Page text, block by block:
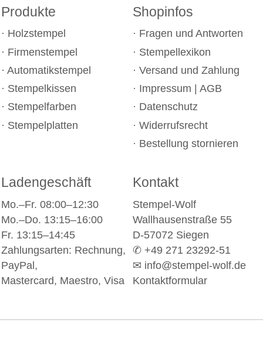
Produkte
Holzstempel
Firmenstempel
Automatikstempel
Stempelkissen
Stempelfarben
Stempelplatten
Shopinfos
Fragen und Antworten
Stempellexikon
Versand und Zahlung
Impressum
AGB
Datenschutz
Widerrufsrecht
Bestellung stornieren
Ladengeschäft
Mo.–Fr. 08:00–12:30
Mo.–Do. 13:15–16:00
Fr. 13:15–14:45
Zahlungsarten: Rechnung,
PayPal,
Mastercard, Maestro, Visa
Kontakt
Stempel-Wolf
Wallhausenstraße 55
D-57072 Siegen
✆ +49 271 23292-51
✉ info@stempel-wolf.de
Kontaktformular